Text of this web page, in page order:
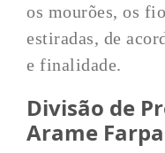
os mourões, os
estiradas, de
e finalidade.
Divisão de
Arame